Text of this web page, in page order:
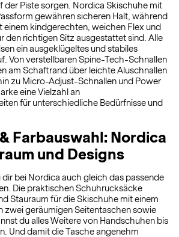
der Piste sorgen. Nordica Skischuhe mit
gewähren sicheren Halt, während
einem kindgerechten, weichen Flex und
richtigen Sitz ausgestattet sind. Alle
ein ausgeklügeltes und stabiles
Von verstellbaren Spine-Tech-Schnallen
am Schaftrand über leichte Aluschnallen
zu Micro-Adjust-Schnallen und Power
eine Vielzahl an
für unterschiedliche Bedürfnisse und
Farbauswahl: Nordica
und Designs
bei Nordica auch gleich das passende
Die praktischen Schuhrucksäcke
Stauraum für die Skischuhe mit einem
zwei geräumigen Seitentaschen sowie
du alles Weitere von Handschuhen bis
Und damit die Tasche angenehm